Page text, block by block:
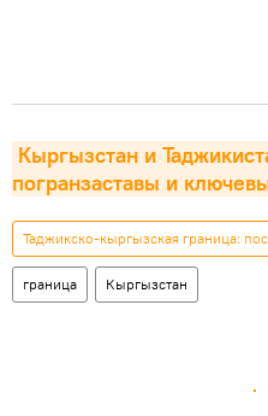
Кыргызстан и
погранзаставы и
Таджикско-кыргызская граница:
граница Кыргызстан